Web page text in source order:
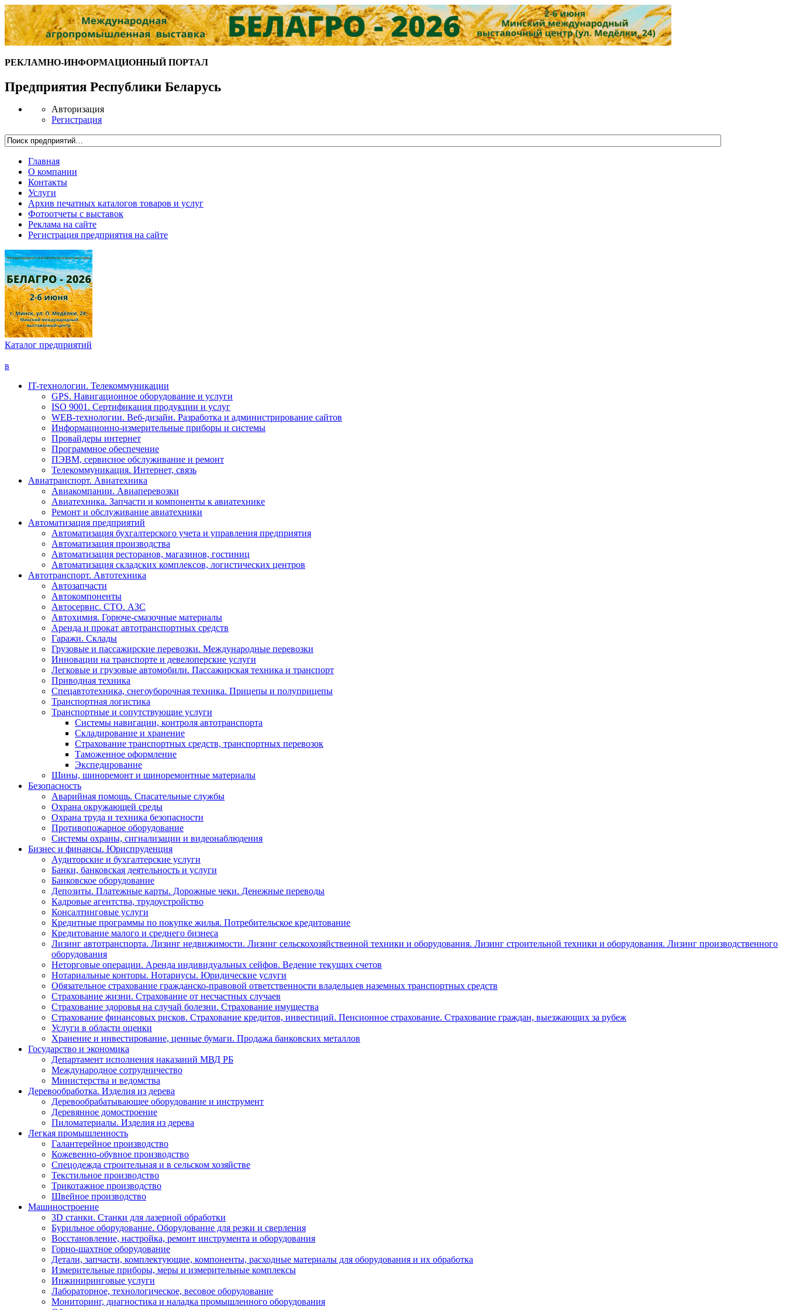
РЕКЛАМНО-ИНФОРМАЦИОННЫЙ ПОРТАЛ
Предприятия Республики Беларусь
Авторизация
Регистрация
Главная
О компании
Контакты
Услуги
Архив печатных каталогов товаров и услуг
Фотоотчеты с выставок
Реклама на сайте
Регистрация предприятия на сайте
Каталог предприятий
в
IT-технологии. Телекоммуникации
GPS. Навигационное оборудование и услуги
ISO 9001. Сертификация продукции и услуг
WEB-технологии. Веб-дизайн. Разработка и администрирование сайтов
Информационно-измерительные приборы и системы
Провайдеры интернет
Программное обеспечение
ПЭВМ, сервисное обслуживание и ремонт
Телекоммуникация. Интернет, связь
Авиатранспорт. Авиатехника
Авиакомпании. Авиаперевозки
Авиатехника. Запчасти и компоненты к авиатехнике
Ремонт и обслуживание авиатехники
Автоматизация предприятий
Автоматизация бухгалтерского учета и управления предприятия
Автоматизация производства
Автоматизация ресторанов, магазинов, гостиниц
Автоматизация складских комплексов, логистических центров
Автотранспорт. Автотехника
Автозапчасти
Автокомпоненты
Автосервис. СТО. АЗС
Автохимия. Горюче-смазочные материалы
Аренда и прокат автотранспортных средств
Гаражи. Склады
Грузовые и пассажирские перевозки. Международные перевозки
Инновации на транспорте и девелоперские услуги
Легковые и грузовые автомобили. Пассажирская техника и транспорт
Приводная техника
Спецавтотехника, снегоуборочная техника. Прицепы и полуприцепы
Транспортная логистика
Транспортные и сопутствующие услуги
Системы навигации, контроля автотранспорта
Складирование и хранение
Страхование транспортных средств, транспортных перевозок
Таможенное оформление
Экспедирование
Шины, шиноремонт и шиноремонтные материалы
Безопасность
Аварийная помощь. Спасательные службы
Охрана окружающей среды
Охрана труда и техника безопасности
Противопожарное оборудование
Системы охраны, сигнализации и видеонаблюдения
Бизнес и финансы. Юриспруденция
Аудиторские и бухгалтерские услуги
Банки, банковская деятельность и услуги
Банковское оборудование
Депозиты. Платежные карты. Дорожные чеки. Денежные переводы
Кадровые агентства, трудоустройство
Консалтинговые услуги
Кредитные программы по покупке жилья. Потребительское кредитование
Кредитование малого и среднего бизнеса
Лизинг автотранспорта. Лизинг недвижимости. Лизинг сельскохозяйственной техники и оборудования. Лизинг строительной техники и оборудования. Лизинг производственного
оборудования
Неторговые операции. Аренда индивидуальных сейфов. Ведение текущих счетов
Нотариальные конторы. Нотариусы. Юридические услуги
Обязательное страхование гражданско-правовой ответственности владельцев наземных транспортных средств
Страхование жизни. Страхование от несчастных случаев
Страхование здоровья на случай болезни. Страхование имущества
Страхование финансовых рисков. Страхование кредитов, инвестиций. Пенсионное страхование. Страхование граждан, выезжающих за рубеж
Услуги в области оценки
Хранение и инвестирование, ценные бумаги. Продажа банковских металлов
Государство и экономика
Департамент исполнения наказаний МВД РБ
Международное сотрудничество
Министерства и ведомства
Деревообработка. Изделия из дерева
Деревообрабатывающее оборудование и инструмент
Деревянное домостроение
Пиломатериалы. Изделия из дерева
Легкая промышленность
Галантерейное производство
Кожевенно-обувное производство
Спецодежда строительная и в сельском хозяйстве
Текстильное производство
Трикотажное производство
Швейное производство
Машиностроение
3D станки. Станки для лазерной обработки
Бурильное оборудование. Оборудование для резки и сверления
Восстановление, настройка, ремонт инструмента и оборудования
Горно-шахтное оборудование
Детали, запчасти, комплектующие, компоненты, расходные материалы для оборудования и их обработка
Измерительные приборы, меры и измерительные комплексы
Инжиниринговые услуги
Лабораторное, технологическое, весовое оборудование
Мониторинг, диагностика и наладка промышленного оборудования